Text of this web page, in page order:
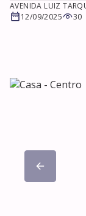
AVENIDA LUIZ
12/09/2025
30